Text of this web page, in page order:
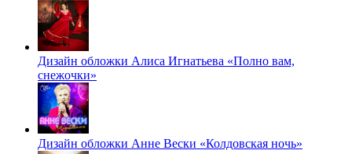
Дизайн обложки Алиса Игнатьева «Полно вам,
снежочки»
Дизайн обложки Анне Вески «Колдовская ночь»